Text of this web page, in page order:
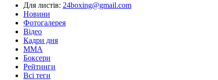
Для листів: 24boxing@gmail.com
Новини
Фотогалерея
Відео
Кадри дня
ММА
Боксери
Рейтинги
Всі теги